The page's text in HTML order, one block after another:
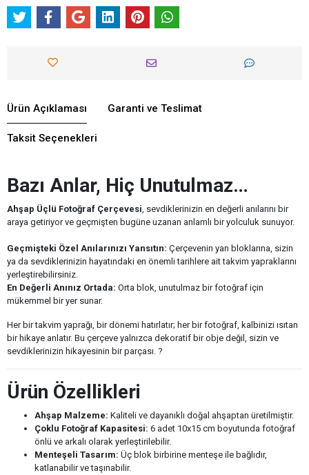
Ürün Açıklaması Garanti ve Teslimat
Taksit Seçenekleri
Bazı Anlar, Hiç Unutulmaz…
Ahşap Üçlü Fotoğraf Çerçevesi, sevdiklerinizin en değerli anılarını bir
araya getiriyor ve geçmişten bugüne uzanan anlamlı bir yolculuk sunuyor.
Geçmişteki Özel Anılarınızı Yansıtın: Çerçevenin yan bloklarına, sizin
ya da sevdiklerinizin hayatındaki en önemli tarihlere ait takvim yapraklarını
yerleştirebilirsiniz.
En Değerli Anınız Ortada: Orta blok, unutulmaz bir fotoğraf için
mükemmel bir yer sunar.
Her bir takvim yaprağı, bir dönemi hatırlatır; her bir fotoğraf, kalbinizi ısıtan
bir hikaye anlatır. Bu çerçeve yalnızca dekoratif bir obje değil, sizin ve
sevdiklerinizin hikayesinin bir parçası. ?
Ürün Özellikleri
Ahşap Malzeme: Kaliteli ve dayanıklı doğal ahşaptan üretilmiştir.
Çoklu Fotoğraf Kapasitesi: 6 adet 10x15 cm boyutunda fotoğraf
önlü ve arkalı olarak yerleştirilebilir.
Menteşeli Tasarım: Üç blok birbirine menteşe ile bağlıdır,
katlanabilir ve taşınabilir.